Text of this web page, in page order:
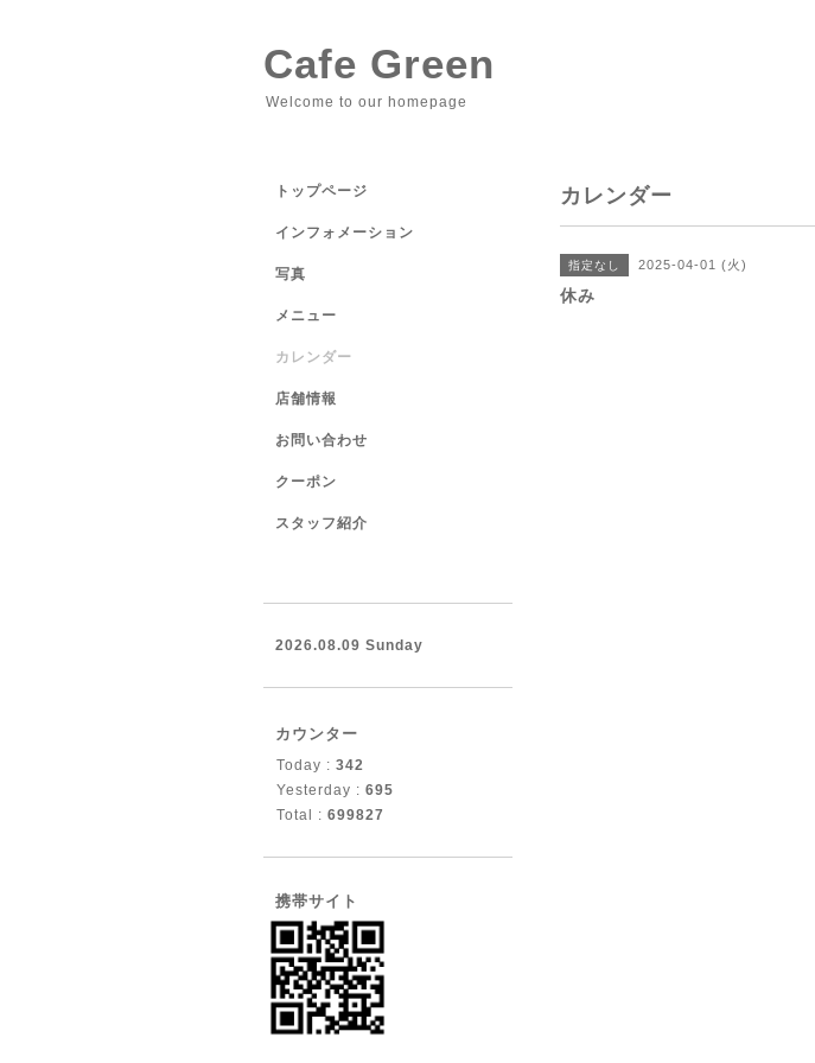
Cafe Green
Welcome to our homepage
カレンダー
指定なし 2025-04-01 (火)
休み
トップページ
インフォメーション
写真
メニュー
カレンダー
店舗情報
お問い合わせ
クーポン
スタッフ紹介
2026.08.09 Sunday
カウンター
Today : 342
Yesterday : 695
Total : 699827
携帯サイト